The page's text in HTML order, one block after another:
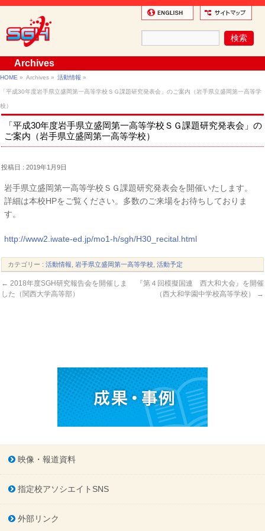
Archives
HOME » Archives » 活動情報 »
「平成30年度岩手県立盛岡第一高等学校ＳＧ課題研究発表会」のご案内（岩手県立盛岡第一高等学
校）
「平成30年度岩手県立盛岡第一高等学校ＳＧ課題研究発表会」の
ご案内（岩手県立盛岡第一高等学校）
投稿日 : 2019年1月9日
岩手県立盛岡第一高等学校ＳＧ課題研究発表会を開催いたします。
詳細は本校HPをご覧ください。多数のご来場をお待ちしておりま
す。
http://www2.iwate-ed.jp/mo1-h/sgh/H30_recital.html
カテゴリー :活動情報 ,岩手県立盛岡第一高等学校 ,活動予定
← 2018年度SGH研究報告会を開催しま
した（関西大学高等部）
『第４回模擬国連 西大和大会』を開催
（西大和学園中学校高等学校）
→
映像・報道資料
指定校アソシエイトSNS
外部リンク